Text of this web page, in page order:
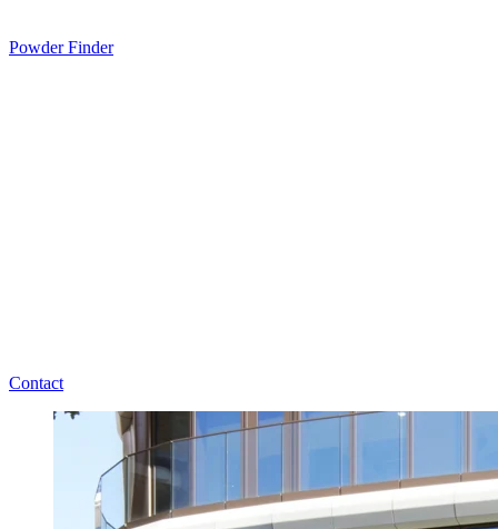
Powder Finder
Contact